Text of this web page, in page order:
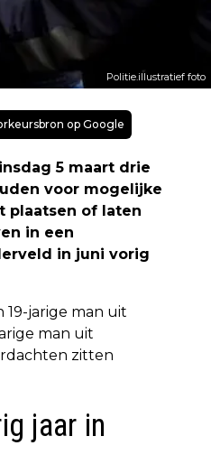
Politie.illustratief foto
op Google
5 maart drie
voor mogelijke
plaatsen of laten
in een
in juni vorig
19-jarige man uit
man uit
zitten
jaar in